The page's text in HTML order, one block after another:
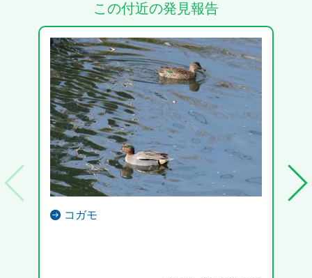
この付近の発見報告
コガモ